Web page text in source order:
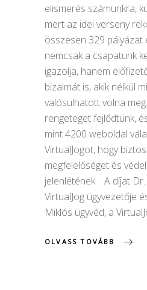
elismerés számunkra,
mert az idei verseny
összesen 329 pályázat
nemcsak a csapatunk
igazolja, hanem
bizalmát is, akik nélkül
valósulhatott volna
rengeteget fejlődtünk,
mint 4200 weboldal
VirtualJogot, hogy
megfelelőséget és
jelenlétének. A díjat
VirtualJog ügyvezetője
Miklós ügyvéd, a
OLVASS TOVÁBB